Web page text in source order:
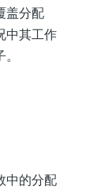
盖分配
中其工作
中的分配